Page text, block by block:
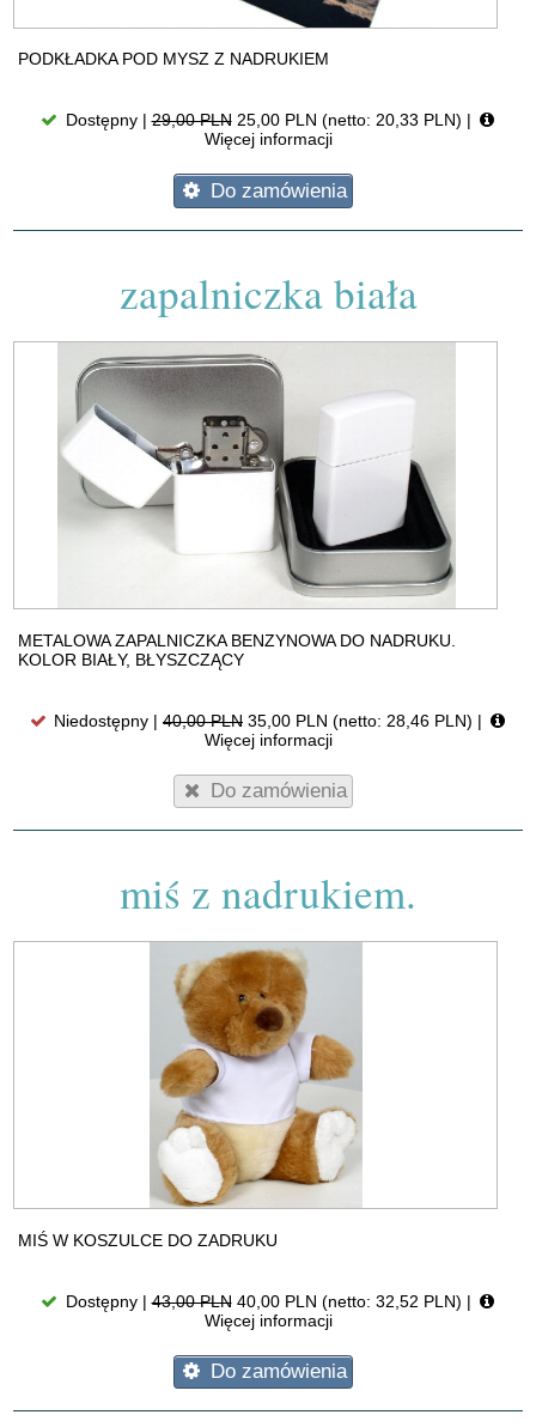
PODKŁADKA POD MYSZ Z NADRUKIEM
Dostępny |29,00 PLN 25,00 PLN (netto: 20,33 PLN) |
Więcej informacji
Do zamówienia
zapalniczka biała
METALOWA ZAPALNICZKA BENZYNOWA DO NADRUKU.
KOLOR BIAŁY, BŁYSZCZĄCY
Niedostępny | 40,00 PLN 35,00 PLN (netto: 28,46 PLN) |
Więcej informacji
Do zamówienia
miś z nadrukiem.
MIŚ W KOSZULCE DO ZADRUKU
Dostępny |43,00 PLN 40,00 PLN (netto: 32,52 PLN) |
Więcej informacji
Do zamówienia